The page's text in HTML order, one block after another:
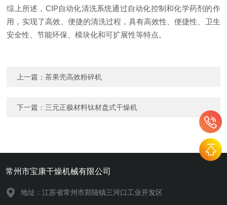
综上所述，CIP自动化清洗系统通过自动化控制和化学药剂的作
用，实现了高效、便捷的清洗过程，具有高效性、便捷性、卫生
安全性、节能环保、模块化和可扩展性等特点。
上一篇：茶果壳高效粉碎机
下一篇： 三元正极材料钛材盘式干燥机
常州市宝康干燥机械有限公司
地址：江苏省常州市郑陆镇三河口工业开发区